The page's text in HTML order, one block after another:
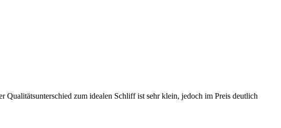
Qualitätsunterschied zum idealen Schliff ist sehr klein, jedoch im Preis deutlich